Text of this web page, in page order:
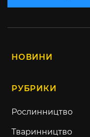
НОВИНИ
РУБРИКИ
Рослинництво
Тваринництво